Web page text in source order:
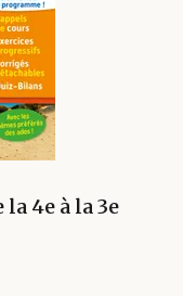
4e à la 3e